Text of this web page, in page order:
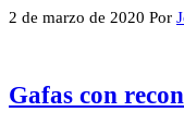
2 de marzo de 2020 Por
Gafas con